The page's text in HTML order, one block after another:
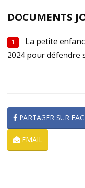
DOCUMENTS
1
La petite
2024 pour défendre
PARTAGER SUR
EMAIL